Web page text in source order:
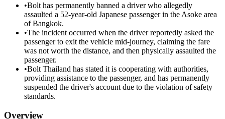
•Bolt has permanently banned a driver who allegedly
assaulted a 52-year-old Japanese passenger in the Asoke area
of Bangkok.
•The incident occurred when the driver reportedly asked the
passenger to exit the vehicle mid-journey, claiming the fare
was not worth the distance, and then physically assaulted the
passenger.
•Bolt Thailand has stated it is cooperating with authorities,
providing assistance to the passenger, and has permanently
suspended the driver's account due to the violation of safety
standards.
Overview